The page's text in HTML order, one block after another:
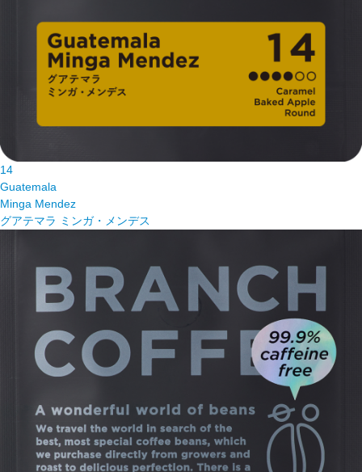
14
Guatemala
Minga Mendez
グアテマラ ミンガ・メンデス